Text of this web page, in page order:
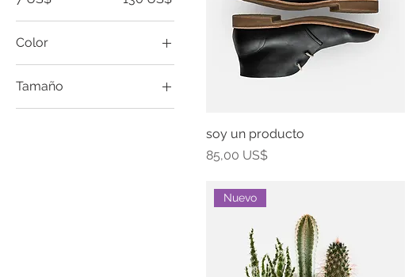
Color
Tamaño
Grande
soy un producto
Precio
85,00 US$
Nuevo